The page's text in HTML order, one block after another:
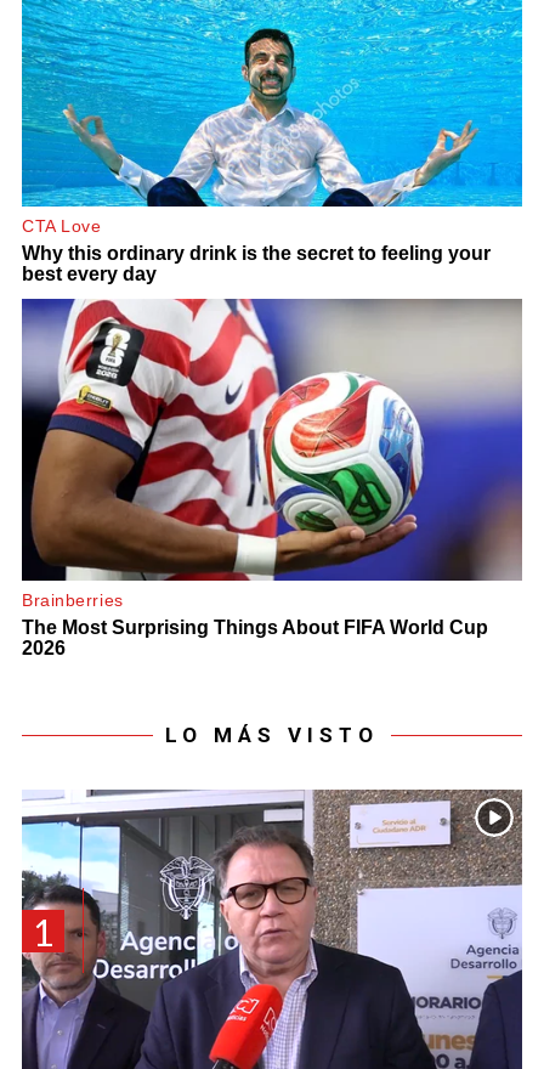
LO MÁS VISTO
1